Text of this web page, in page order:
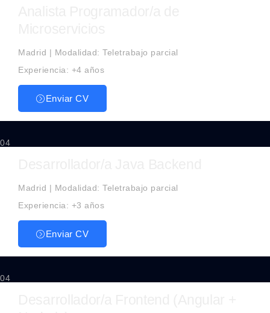
Madrid | Modalidad: Teletrabajo parcial
Experiencia: +4 años
Enviar CV
04
Madrid | Modalidad: Teletrabajo parcial
Experiencia: +3 años
Enviar CV
04